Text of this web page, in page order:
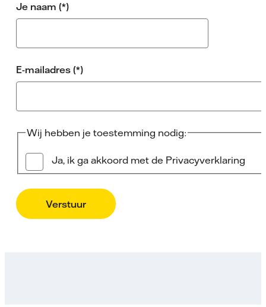
Je naam
E-mailadres
Wij hebben je toestemming nodig:
Ja, ik ga akkoord met de Privacyverklaring
Verstuur